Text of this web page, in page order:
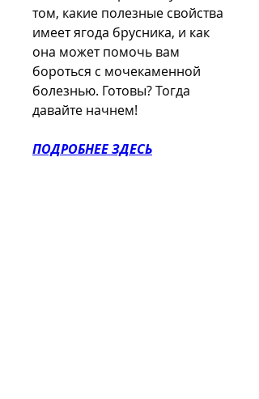
том, какие полезные свойства
имеет ягода брусника, и как
она может помочь вам
бороться с мочекаменной
болезнью. Готовы? Тогда
давайте начнем!
ПОДРОБНЕЕ ЗДЕСЬ